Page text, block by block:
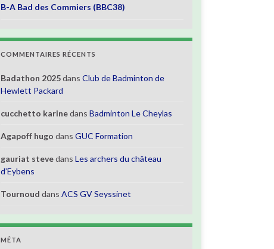
B-A Bad des Commiers (BBC38)
COMMENTAIRES RÉCENTS
Badathon 2025dansClub de Badminton de
Hewlett Packard
cucchetto karinedansBadminton Le Cheylas
Agapoff hugo dansGUC Formation
gauriat stevedansLes archers du château
d’Eybens
Tournoud dansACS GV Seyssinet
MÉTA